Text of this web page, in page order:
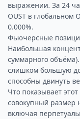
выражении. За 24
OUST в глобальном
0.000%.
Фьючерсные
Наибольшая
суммарного
слишком большую
способны двинуть
Что показывает
совокупный размер
включая